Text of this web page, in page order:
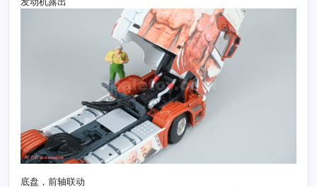
底盘，前轴联动